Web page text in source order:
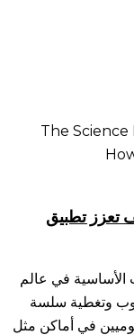
تعزز تطبيق
الأساسية في عالم
وتغطية سلسة
في أماكن مثل